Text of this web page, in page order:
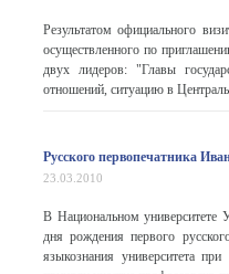
Результатом официального
осуществленного по
двух лидеров: "Главы
отношений, ситуацию в
Русского первопечатника
23.03.2010
В Национальном университете
дня рождения первого
языкознания университета